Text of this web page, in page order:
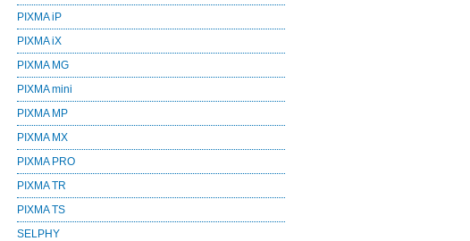
PIXMA iP
PIXMA iX
PIXMA MG
PIXMA mini
PIXMA MP
PIXMA MX
PIXMA PRO
PIXMA TR
PIXMA TS
SELPHY